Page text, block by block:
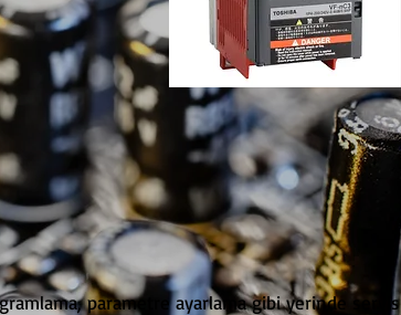
parametre ayarlama gibi yerinde servis